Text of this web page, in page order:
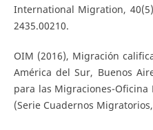
International Migration,
2435.00210.
OIM (2016), Migración
América del Sur, Buenos
para las Migraciones-
(Serie Cuadernos